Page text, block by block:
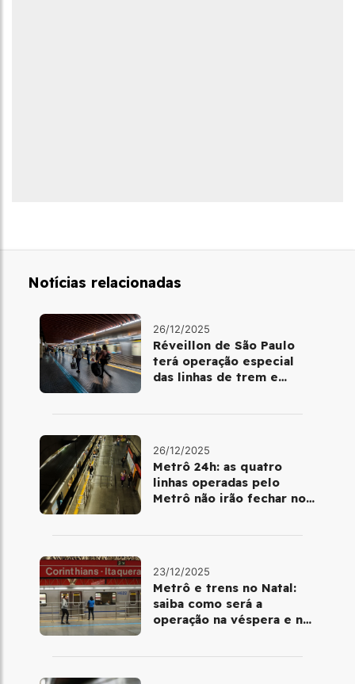
Notícias relacionadas
26/12/2025
Réveillon de São Paulo
terá operação especial
das linhas de trem e
26/12/2025
Metrô 24h: as quatro
linhas operadas pelo
Metrô não irão fechar no
23/12/2025
Metrô e trens no Natal:
saiba como será a
operação na véspera e no